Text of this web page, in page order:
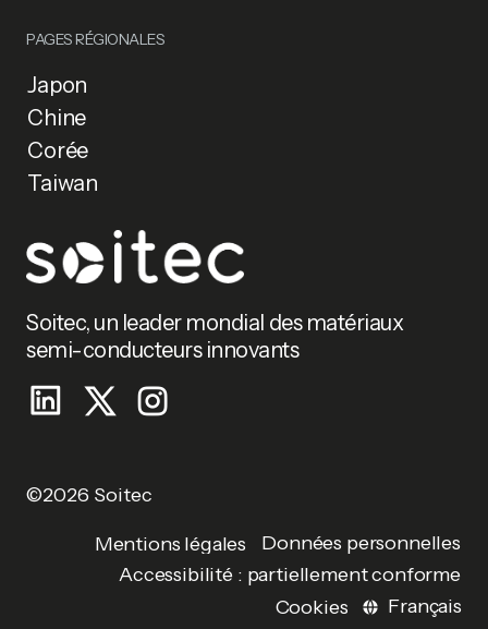
PAGES RÉGIONALES
Japon
Chine
Corée
Taiwan
Soitec, un leader mondial des matériaux
semi-conducteurs innovants
©2026 Soitec
Mentions légales
Données personnelles
Accessibilité : partiellement conforme
Cookies
Français